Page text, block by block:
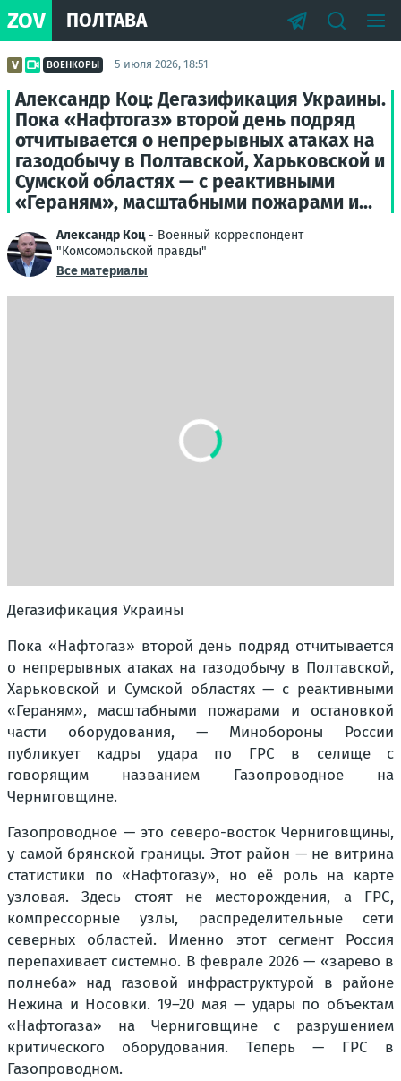
ZOV ПОЛТАВА
ВОЕНКОРЫ 5 июля 2026, 18:51
Александр Коц: Дегазификация Украины.
Пока «Нафтогаз» второй день подряд
отчитывается о непрерывных атаках на
газодобычу в Полтавской, Харьковской и
Сумской областях — с реактивными
«Гераням», масштабными пожарами и...
Александр Коц- Военный корреспондент
"Комсомольской правды"
Все материалы
Дегазификация Украины
Пока «Нафтогаз» второй день подряд отчитывается
о непрерывных атаках на газодобычу в Полтавской,
Харьковской и Сумской областях — с реактивными
«Гераням», масштабными пожарами и остановкой
части оборудования, — Минобороны России
публикует кадры удара по ГРС в селище с
говорящим названием Газопроводное на
Черниговщине.
Газопроводное — это северо-восток Черниговщины,
у самой брянской границы. Этот район — не витрина
статистики по «Нафтогазу», но её роль на карте
узловая. Здесь стоят не месторождения, а ГРС,
компрессорные узлы, распределительные сети
северных областей. Именно этот сегмент Россия
перепахивает системно. В феврале 2026 — «зарево в
полнеба» над газовой инфраструктурой в районе
Нежина и Носовки. 19–20 мая — удары по объектам
«Нафтогаза» на Черниговщине с разрушением
критического оборудования. Теперь — ГРС в
Газопроводном.